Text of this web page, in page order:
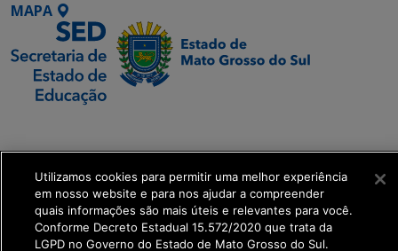
MAPA
Executiva de
Transformação Digital
get_footer();
Utilizamos cookies para permitir uma melhor experiência
em nosso website e para nos ajudar a compreender
quais informações são mais úteis e relevantes para você.
Conforme Decreto Estadual 15.572/2020 que trata da
LGPD no Governo do Estado de Mato Grosso do Sul.